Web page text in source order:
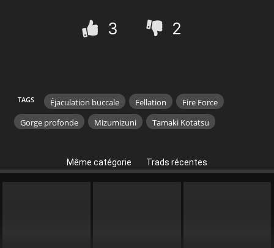
3 2
TAGS Éjaculation buccale Fellation
Fire Force
Gorge profonde
Mizumizuni Tamaki Kotatsu
Même catégorie Trads récentes